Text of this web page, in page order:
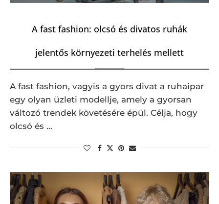
A fast fashion: olcsó és divatos ruhák
jelentős környezeti terhelés mellett
A fast fashion, vagyis a gyors divat a ruhaipar
egy olyan üzleti modellje, amely a gyorsan
változó trendek követésére épül. Célja, hogy
olcsó és …